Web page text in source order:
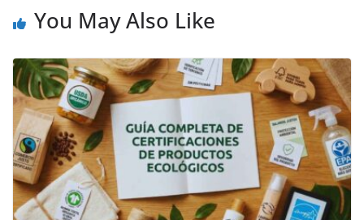
You May Also Like